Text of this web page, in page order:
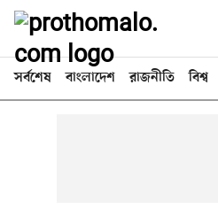
সর্বশেষ বাংলাদেশ রাজনীতি বিশ্ব